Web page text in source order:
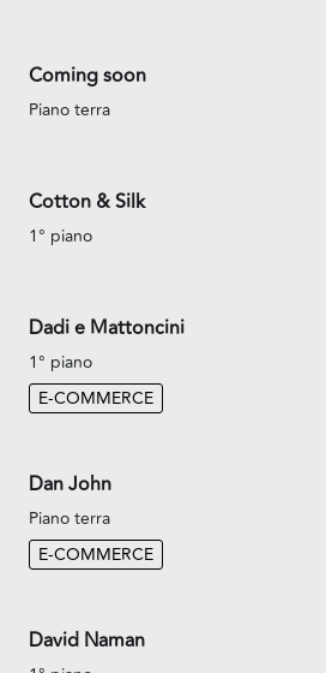
Coming soon
Piano terra
Cotton & Silk
1° piano
Dadi e Mattoncini
1° piano
E-COMMERCE
Dan John
Piano terra
E-COMMERCE
David Naman